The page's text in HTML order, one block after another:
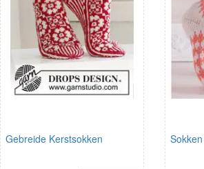
Gebreide Kerstsokken Sokken